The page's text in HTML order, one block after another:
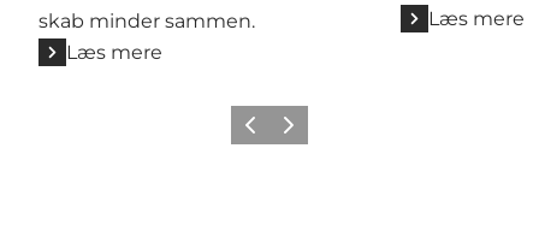
skab minder sammen.
Læs mere
Læs mere
ForrigeNæste